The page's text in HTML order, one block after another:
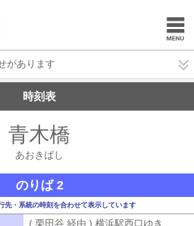
があります
時刻表
青木橋
あおきばし
のりば 2
先・系統の時刻を合わせて表示しています
( 栗田谷 経由 ) 横浜駅西口ゆき